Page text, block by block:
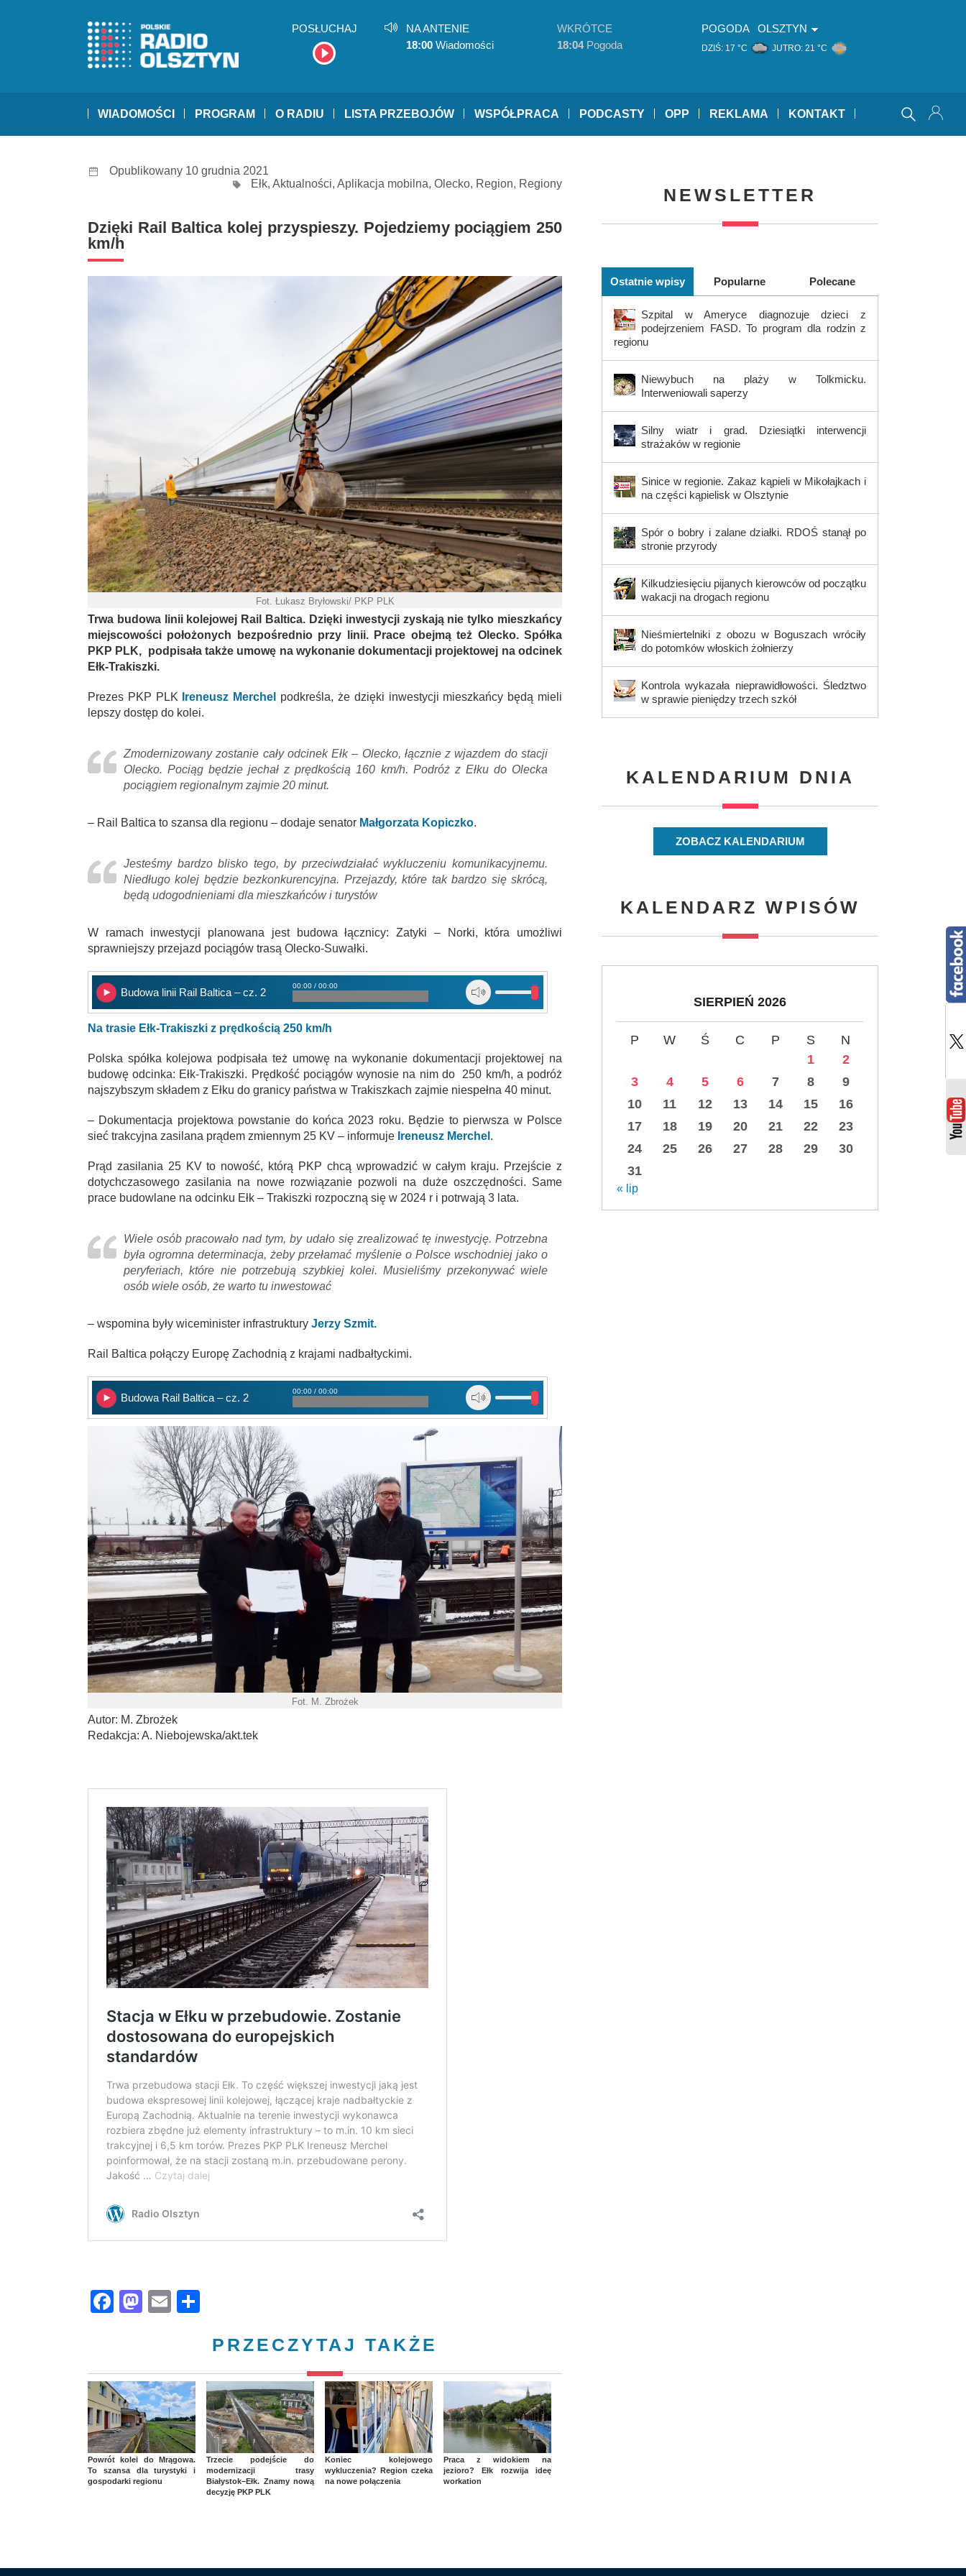
POSŁUCHAJ
NA ANTENIE
18:00 Wiadomości
WKRÓTCE
18:04Pogoda
POGODA OLSZTYN
DZIŚ: 17 °C JUTRO: 21 °C
WIADOMOŚCI PROGRAM O RADIU LISTA PRZEBOJÓW WSPÓŁPRACA PODCASTY OPP REKLAMA KONTAKT
Opublikowany 10 grudnia 2021
Ełk, Aktualności, Aplikacja mobilna, Olecko, Region, Regiony
Dzięki Rail Baltica kolej przyspieszy. Pojedziemy pociągiem 250
km/h
Fot. Łukasz Bryłowski/ PKP PLK
Trwa budowa linii kolejowej Rail Baltica. Dzięki inwestycji zyskają nie tylko mieszkańcy
miejscowości położonych bezpośrednio przy linii. Prace obejmą też Olecko. Spółka
PKP PLK, podpisała także umowę na wykonanie dokumentacji projektowej na odcinek
Ełk-Trakiszki.
Prezes PKP PLK Ireneusz Merchel
podkreśla, że dzięki inwestycji mieszkańcy będą mieli
lepszy dostęp do kolei.
Zmodernizowany zostanie cały odcinek Ełk – Olecko, łącznie z wjazdem do stacji
Olecko. Pociąg będzie jechał z prędkością 160 km/h. Podróż z Ełku do Olecka
pociągiem regionalnym zajmie 20 minut.
– Rail Baltica to szansa dla regionu – dodaje senator Małgorzata Kopiczko.
Jesteśmy bardzo blisko tego, by przeciwdziałać wykluczeniu komunikacyjnemu.
Niedługo kolej będzie bezkonkurencyjna. Przejazdy, które tak bardzo się skrócą,
będą udogodnieniami dla mieszkańców i turystów
W ramach inwestycji planowana jest budowa łącznicy: Zatyki – Norki, która umożliwi
sprawniejszy przejazd pociągów trasą Olecko-Suwałki.
Budowa linii Rail Baltica – cz. 2
00:00 / 00:00
Na trasie Ełk-Trakiszki z prędkością 250 km/h
Polska spółka kolejowa podpisała też umowę na wykonanie dokumentacji projektowej na
budowę odcinka: Ełk-Trakiszki. Prędkość pociągów wynosie na nim do 250 km/h, a podróż
najszybszym składem z Ełku do granicy państwa w Trakiszkach zajmie niespełna 40 minut.
– Dokumentacja projektowa powstanie do końca 2023 roku. Będzie to pierwsza w Polsce
sieć trakcyjna zasilana prądem zmiennym 25 KV – informuje Ireneusz Merchel .
Prąd zasilania 25 KV to nowość, którą PKP chcą wprowadzić w całym kraju. Przejście z
dotychczasowego zasilania na nowe rozwiązanie pozwoli na duże oszczędności. Same
prace budowlane na odcinku Ełk – Trakiszki rozpoczną się w 2024 r i potrwają 3 lata.
Wiele osób pracowało nad tym, by udało się zrealizować tę inwestycję. Potrzebna
była ogromna determinacja, żeby przełamać myślenie o Polsce wschodniej jako o
peryferiach, które nie potrzebują szybkiej kolei. Musieliśmy przekonywać wiele
osób wiele osób, że warto tu inwestować
– wspomina były wiceminister infrastruktury Jerzy Szmit.
Rail Baltica połączy Europę Zachodnią z krajami nadbałtyckimi.
Budowa Rail Baltica – cz. 2
00:00 / 00:00
Fot. M. Zbrożek
Autor: M. Zbrożek
Redakcja: A. Niebojewska/akt.tek
Facebook
Mastodon
Email
PRZECZYTAJ TAKŻE
Powrót kolei do Mrągowa.
To szansa dla turystyki i
gospodarki regionu
Trzecie podejście do
modernizacji trasy
Białystok–Ełk. Znamy nową
decyzję PKP PLK
Koniec kolejowego
wykluczenia? Region czeka
na nowe połączenia
Praca z widokiem na
jezioro? Ełk rozwija ideę
workation
NEWSLETTER
Ostatnie wpisy Popularne Polecane
Szpital w Ameryce diagnozuje dzieci z
podejrzeniem FASD. To program dla rodzin z
regionu
Niewybuch na plaży w Tolkmicku.
Interweniowali saperzy
Silny wiatr i grad. Dziesiątki interwencji
strażaków w regionie
Sinice w regionie. Zakaz kąpieli w Mikołajkach i
na części kąpielisk w Olsztynie
Spór o bobry i zalane działki. RDOŚ stanął po
stronie przyrody
Kilkudziesięciu pijanych kierowców od początku
wakacji na drogach regionu
Nieśmiertelniki z obozu w Boguszach wróciły
do potomków włoskich żołnierzy
Kontrola wykazała nieprawidłowości. Śledztwo
w sprawie pieniędzy trzech szkół
KALENDARIUM DNIA
ZOBACZ KALENDARIUM
KALENDARZ WPISÓW
SIERPIEŃ 2026
P W Ś C P S
N
1
2
3
4 5 6 7 8
9
10
11 12 13 14 15
16
17
18 19 20 21 22
23
24
25 26 27 28 29
30
31
« lip